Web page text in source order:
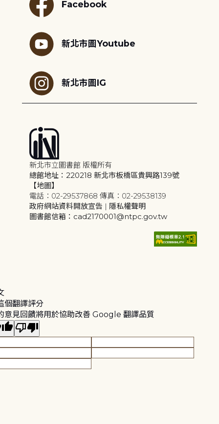
Facebook
新北市圖Youtube
新北市圖IG
新北市立圖書館 版權所有
總館地址：220218 新北市板橋區貴興路139號
【地圖】
電話：02-29537868 傳真：02-29538139
政府網站資料開放宣告 | 隱私權聲明
圖書館信箱：cad2170001@ntpc.gov.tw
個翻譯評分
意見回饋將用於協助改善 Google 翻譯品質